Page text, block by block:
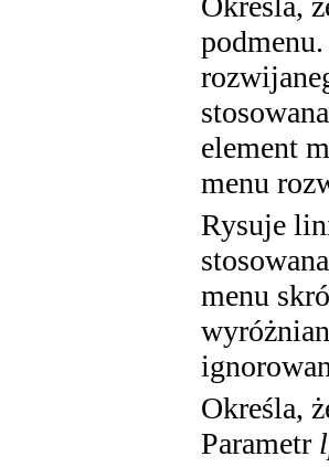
element
menu
Rysuje
menu
Określa,
Parametr